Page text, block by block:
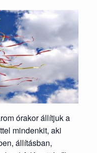
órakor állítjuk a
mindenkit, aki
állításban,